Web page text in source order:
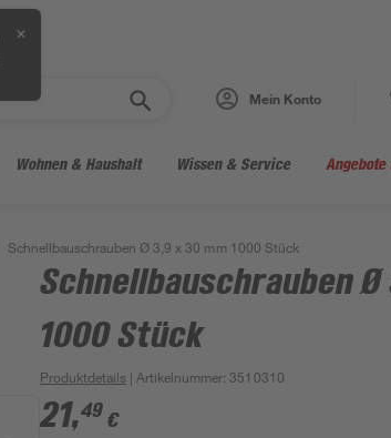
✕
Mein Konto
Wohnen & Haushalt Wissen & Service
Schnellbauschrauben Ø 3,9 x 30 mm 1000 Stück
Schnellbauschrauben
1000 Stück
Produktdetails | Artikelnummer:3510310
21,49 €